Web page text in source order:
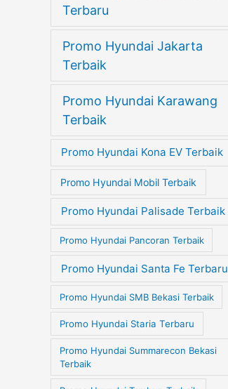
Terbaru
Promo Hyundai Jakarta
Terbaik
Promo Hyundai Karawang
Terbaik
Promo Hyundai Kona EV Terbaik
Promo Hyundai Mobil Terbaik
Promo Hyundai Palisade Terbaik
Promo Hyundai Pancoran Terbaik
Promo Hyundai Santa Fe Terbaru
Promo Hyundai SMB Bekasi Terbaik
Promo Hyundai Staria Terbaru
Promo Hyundai Summarecon Bekasi
Terbaik